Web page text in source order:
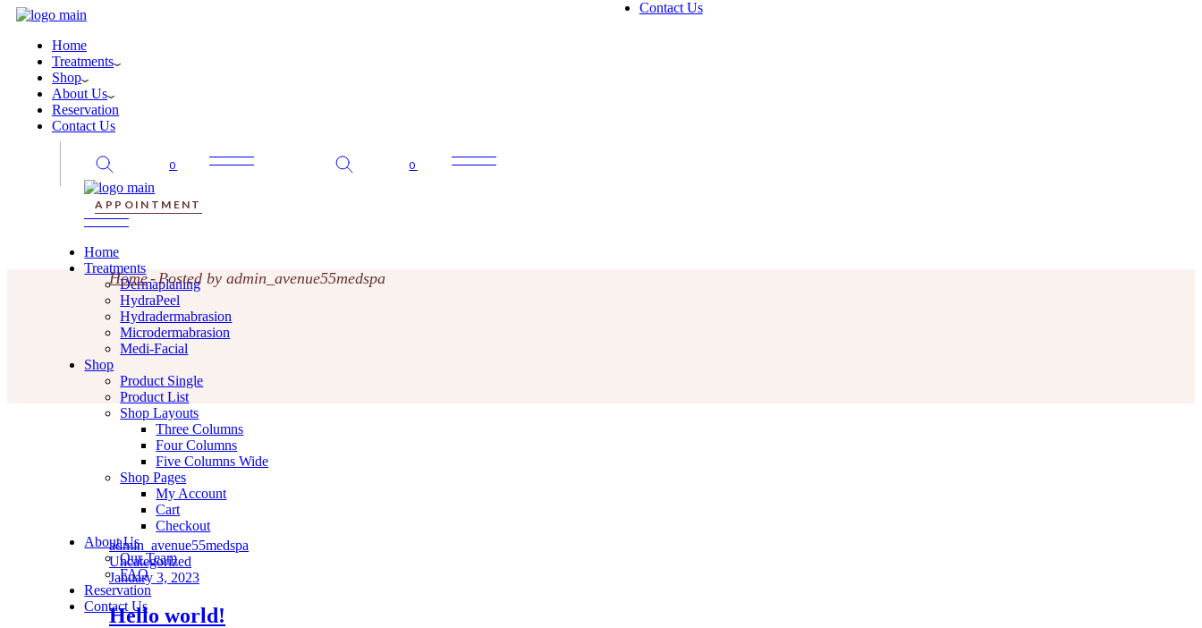
Skip
content
Home
Treatments
Shop
About Us
Reservation
Contact Us
0 0
Dermaplaning
HydraPeel
Hydradermabrasion
Microdermabrasion
Medi-Facial
Product Single
Product List
Shop Layouts
Three Columns
Four Columns
Five Columns Wide
Shop Pages
My Account
Cart
Our Team
FAQ
Contact Us
APPOINTMENT
Home
Treatments
Dermaplaning
HydraPeel
Hydradermabrasion
Microdermabrasion
Medi-Facial
Shop
Product Single
Product List
Shop Layouts
Three Columns
Four Columns
Five Columns Wide
Shop Pages
My Account
Cart
Checkout
About Us
Our Team
FAQ
Reservation
Contact Us
Home Posted by admin_avenue55medspa
admin_avenue55medspa
Uncategorized
January 3, 2023
Hello world!